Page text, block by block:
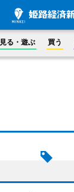
見る・遊ぶ 買う